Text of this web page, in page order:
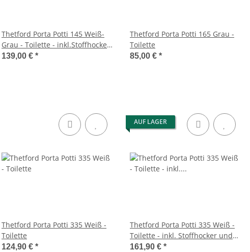
Thetford Porta Potti 145 Weiß-
Grau - Toilette - inkl.Stoffhocker
und 2x Thetford Aqua Kem Blue
139,00 € *
Thetford Porta Potti 165 Grau -
Toilette
85,00 € *
Thetford Porta Potti 335 Weiß -
Toilette
124,90 € *
AUF LAGER
Thetford Porta Potti 335 Weiß -
Toilette - inkl. Stoffhocker und
2x Thetford Aqua Kem Blue 2
161,90 € *